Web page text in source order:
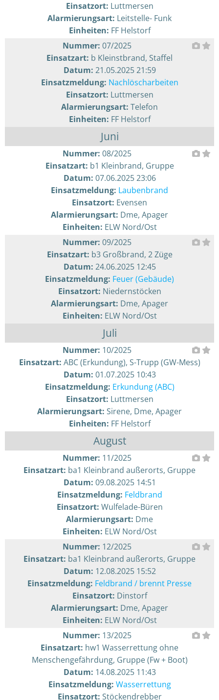
Einsatzort: Luttmersen
Alarmierungsart: Leitstelle- Funk
Einheiten: FF Helstorf
Nummer: 07/2025
Einsatzart: b Kleinstbrand, Staffel
Datum: 21.05.2025 21:59
Einsatzmeldung: Nachlöscharbeiten
Einsatzort: Luttmersen
Alarmierungsart: Telefon
Einheiten: FF Helstorf
Juni
Nummer: 08/2025
Einsatzart: b1 Kleinbrand, Gruppe
Datum: 07.06.2025 23:06
Einsatzmeldung: Laubenbrand
Einsatzort: Evensen
Alarmierungsart: Dme, Apager
Einheiten: ELW Nord/Ost
Nummer: 09/2025
Einsatzart: b3 Großbrand, 2 Züge
Datum: 24.06.2025 12:45
Einsatzmeldung: Feuer (Gebäude)
Einsatzort: Niedernstöcken
Alarmierungsart: Dme, Apager
Einheiten: ELW Nord/Ost
Juli
Nummer: 10/2025
Einsatzart: ABC (Erkundung), S-Trupp (GW-Mess)
Datum: 01.07.2025 10:43
Einsatzmeldung: Erkundung (ABC)
Einsatzort: Luttmersen
Alarmierungsart: Sirene, Dme, Apager
Einheiten: FF Helstorf
August
Nummer: 11/2025
Einsatzart: ba1 Kleinbrand außerorts, Gruppe
Datum: 09.08.2025 14:51
Einsatzmeldung: Feldbrand
Einsatzort: Wulfelade-Büren
Alarmierungsart: Dme
Einheiten: ELW Nord/Ost
Nummer: 12/2025
Einsatzart: ba1 Kleinbrand außerorts, Gruppe
Datum: 12.08.2025 15:52
Einsatzmeldung: Feldbrand / brennt Presse
Einsatzort: Dinstorf
Alarmierungsart: Dme, Apager
Einheiten: ELW Nord/Ost
Nummer: 13/2025
Einsatzart: hw1 Wasserrettung ohne
Menschengefährdung, Gruppe (Fw + Boot)
Datum: 14.08.2025 11:43
Einsatzmeldung: Wasserrettung
Einsatzort: Stöckendrebber